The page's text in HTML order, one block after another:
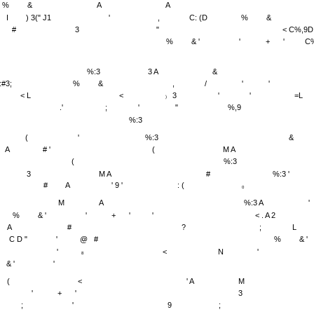
%
& A
A
I
) 3(" J1 ' C: (D %
&
#
3 "
<
%
& ' ' + '
%:3 3 A
&
% & / '
'
< L
< ) 3 ' '
=L
.'
; ' "
%,9
%:3
( ' %:3
&
A
# ' (
M A
(
%:3
3
M A #
%:3 '
#
A ' 9 ' : ( 0
M A %:3 A
'
%
& ' ' + ' '
< . A 2
A
# ? ;
L
C D "
' @
! # %
& '
'
8 < N
'
& '
'
( < ' A
M
'
+ '
3
;
' 9
;